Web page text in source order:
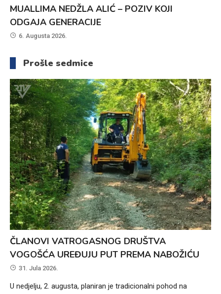
MUALLIMA NEDŽLA ALIĆ – POZIV KOJI
ODGAJA GENERACIJE
6. Augusta 2026.
Prošle sedmice
ČLANOVI VATROGASNOG DRUŠTVA
VOGOŠĆA UREĐUJU PUT PREMA NABOŽIĆU
31. Jula 2026.
U nedjelju, 2. augusta, planiran je tradicionalni pohod na